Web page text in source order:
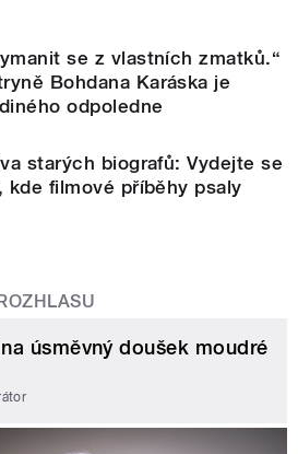
se z vlastních zmatků.“
Bohdana Karáska je
odpoledne
starých biografů: Vydejte se
kde filmové příběhy psaly
úsměvný doušek moudré